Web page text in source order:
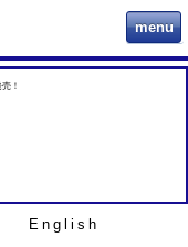
menu
！
English